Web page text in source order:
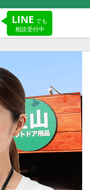
LINE でも
相談受付中